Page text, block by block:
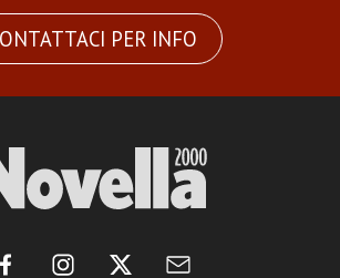
PER INFO